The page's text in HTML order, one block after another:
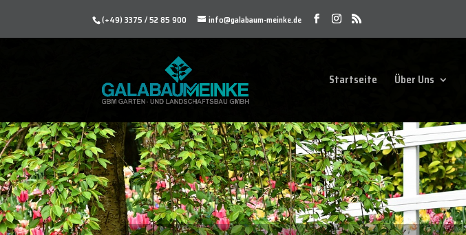
(+49) 3375 / 52 85 900 info@galabaum-meinke.de
Startseite Über Uns